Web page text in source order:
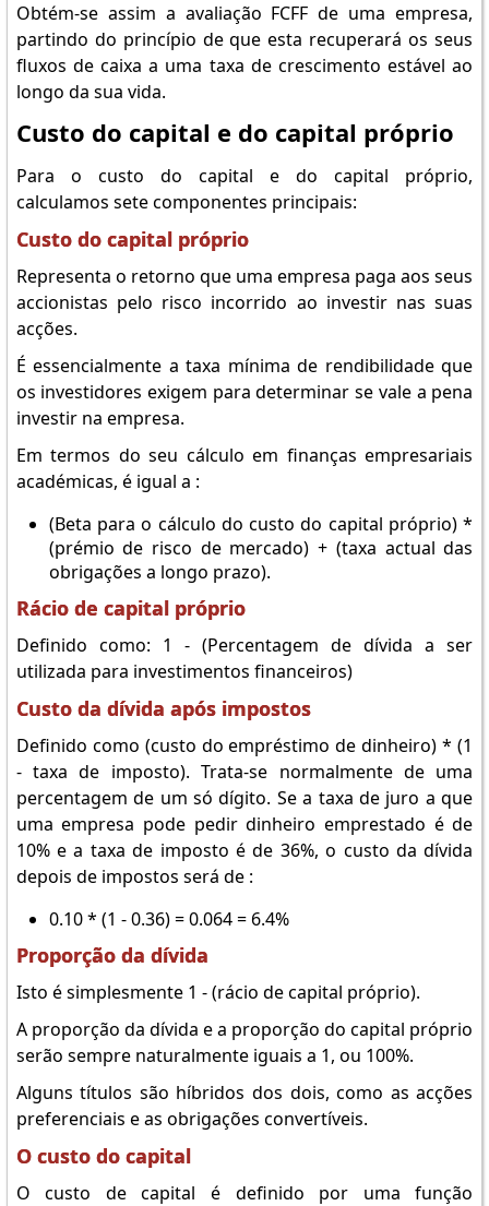
Obtém-se assim a avaliação FCFF de uma empresa,
partindo do princípio de que esta recuperará os seus
fluxos de caixa a uma taxa de crescimento estável ao
longo da sua vida.
Custo do capital e do capital próprio
Para o custo do capital e do capital próprio,
calculamos sete componentes principais:
Custo do capital próprio
Representa o retorno que uma empresa paga aos seus
accionistas pelo risco incorrido ao investir nas suas
acções.
É essencialmente a taxa mínima de rendibilidade que
os investidores exigem para determinar se vale a pena
investir na empresa.
Em termos do seu cálculo em finanças empresariais
académicas, é igual a :
(Beta para o cálculo do custo do capital próprio) *
(prémio de risco de mercado) + (taxa actual das
obrigações a longo prazo).
Rácio de capital próprio
Definido como: 1 - (Percentagem de dívida a ser
utilizada para investimentos financeiros)
Custo da dívida após impostos
Definido como (custo do empréstimo de dinheiro) * (1
- taxa de imposto). Trata-se normalmente de uma
percentagem de um só dígito. Se a taxa de juro a que
uma empresa pode pedir dinheiro emprestado é de
10% e a taxa de imposto é de 36%, o custo da dívida
depois de impostos será de :
0.10 * (1 - 0.36) = 0.064 = 6.4%
Proporção da dívida
Isto é simplesmente 1 - (rácio de capital próprio).
A proporção da dívida e a proporção do capital próprio
serão sempre naturalmente iguais a 1, ou 100%.
Alguns títulos são híbridos dos dois, como as acções
preferenciais e as obrigações convertíveis.
O custo do capital
O custo de capital é definido por uma função